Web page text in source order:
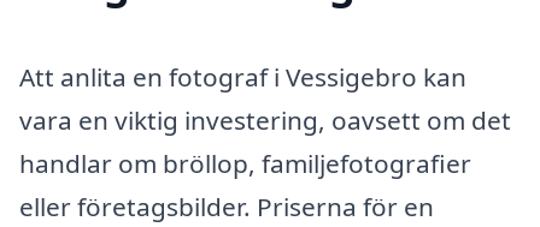
Att anlita en fotograf i Vessigebro kan
vara en viktig investering, oavsett om det
handlar om bröllop, familjefotografier
eller företagsbilder. Priserna för en